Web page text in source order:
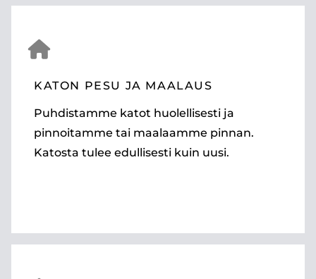
KATON PESU JA MAALAUS
Puhdistamme katot huolellisesti ja
pinnoitamme tai maalaamme pinnan.
Katosta tulee edullisesti kuin uusi.